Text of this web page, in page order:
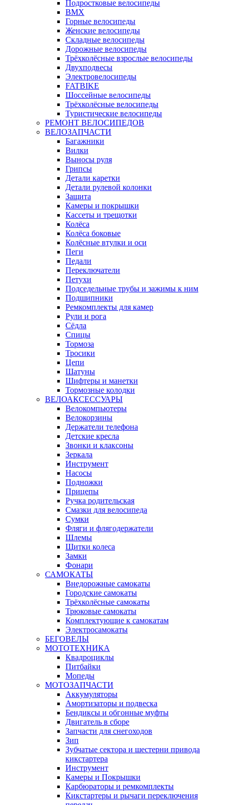
Подростковые велосипеды
BMX
Горные велосипеды
Женские велосипеды
Складные велосипеды
Дорожные велосипеды
Трёхколёсные взрослые велосипеды
Двухподвесы
Электровелосипеды
FATBIKE
Шоссейные велосипеды
Трёхколёсные велосипеды
Туристические велосипеды
РЕМОНТ ВЕЛОСИПЕДОВ
ВЕЛОЗАПЧАСТИ
Багажники
Вилки
Выносы руля
Грипсы
Детали каретки
Детали рулевой колонки
Защита
Камеры и покрышки
Кассеты и трещотки
Колёса
Колёса боковые
Колёсные втулки и оси
Пеги
Педали
Переключатели
Петухи
Подседельные трубы и зажимы к ним
Подшипники
Ремкомплекты для камер
Рули и рога
Сёдла
Спицы
Тормоза
Тросики
Цепи
Шатуны
Шифтеры и манетки
Тормозные колодки
ВЕЛОАКСЕССУАРЫ
Велокомпьютеры
Велокорзины
Держатели телефона
Детские кресла
Звонки и клаксоны
Зеркала
Инструмент
Насосы
Подножки
Прицепы
Ручка родительская
Смазки для велосипеда
Сумки
Фляги и флягодержатели
Шлемы
Щитки колеса
Замки
Фонари
САМОКАТЫ
Внедорожные самокаты
Городские самокаты
Трёхколёсные самокаты
Трюковые самокаты
Комплектующие к самокатам
Электросамокаты
БЕГОВЕЛЫ
МОТОТЕХНИКА
Квадроциклы
Питбайки
Мопеды
МОТОЗАПЧАСТИ
Аккумуляторы
Амортизаторы и подвеска
Бендиксы и обгонные муфты
Двигатель в сборе
Запчасти для снегоходов
Зип
Зубчатые сектора и шестерни привода
кикстартера
Инструмент
Камеры и Покрышки
Карбюраторы и ремкомплекты
Кикстартеры и рычаги переключения